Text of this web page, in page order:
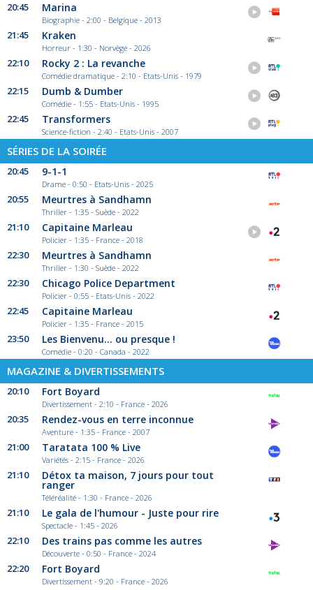
20:45 Marina
Biographie - 2:00 - Belgique - 2013
21:45 Kraken
Horreur - 1:30 - Norvège - 2026
22:10 Rocky 2 : La revanche
Comédie dramatique - 2:10 - Etats-Unis - 1979
22:15 Dumb & Dumber
Comédie - 1:55 - Etats-Unis - 1995
22:45 Transformers
Science-fiction - 2:40 - Etats-Unis - 2007
SÉRIES DE LA SOIRÉE
20:45 9-1-1
Drame - 0:50 - Etats-Unis - 2025
20:55 Meurtres à Sandhamn
Thriller - 1:35 - Suède - 2022
21:10 Capitaine Marleau
Policier - 1:35 - France - 2018
22:30 Meurtres à Sandhamn
Thriller - 1:30 - Suède - 2022
22:30 Chicago Police Department
Policier - 0:55 - Etats-Unis - 2022
22:45 Capitaine Marleau
Policier - 1:35 - France - 2015
23:50 Les Bienvenu... ou presque !
Comédie - 0:20 - Canada - 2022
MAGAZINE & DIVERTISSEMENTS
20:10 Fort Boyard
Divertissement - 2:10 - France - 2026
20:35 Rendez-vous en terre inconnue
Aventure - 1:35 - France - 2007
21:00 Taratata 100 % Live
Variétés - 2:15 - France - 2026
21:10 Détox ta maison, 7 jours pour tout
ranger
Téléréalité - 1:30 - France - 2026
21:10 Le gala de l'humour - Juste pour rire
Spectacle - 1:45 - 2026
22:10 Des trains pas comme les autres
Découverte - 0:50 - France - 2024
22:20 Fort Boyard
Divertissement - 9:20 - France - 2026